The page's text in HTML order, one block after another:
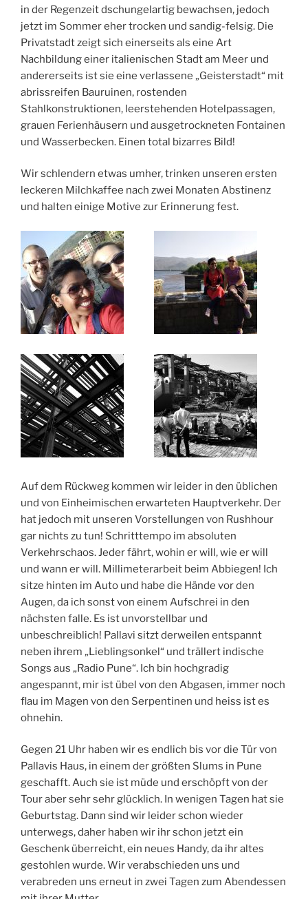
in der Regenzeit dschungelartig bewachsen, jedoch
jetzt im Sommer eher trocken und sandig-felsig. Die
Privatstadt zeigt sich einerseits als eine Art
Nachbildung einer italienischen Stadt am Meer und
andererseits ist sie eine verlassene „Geisterstadt“ mit
abrissreifen Bauruinen, rostenden
Stahlkonstruktionen, leerstehenden Hotelpassagen,
grauen Ferienhäusern und ausgetrockneten Fontainen
und Wasserbecken. Einen total bizarres Bild!
Wir schlendern etwas umher, trinken unseren ersten
leckeren Milchkaffee nach zwei Monaten Abstinenz
und halten einige Motive zur Erinnerung fest.
Auf dem Rückweg kommen wir leider in den üblichen
und von Einheimischen erwarteten Hauptverkehr. Der
hat jedoch mit unseren Vorstellungen von Rushhour
gar nichts zu tun! Schritttempo im absoluten
Verkehrschaos. Jeder fährt, wohin er will, wie er will
und wann er will. Millimeterarbeit beim Abbiegen! Ich
sitze hinten im Auto und habe die Hände vor den
Augen, da ich sonst von einem Aufschrei in den
nächsten falle. Es ist unvorstellbar und
unbeschreiblich! Pallavi sitzt derweilen entspannt
neben ihrem „Lieblingsonkel“ und trällert indische
Songs aus „Radio Pune“. Ich bin hochgradig
angespannt, mir ist übel von den Abgasen, immer noch
flau im Magen von den Serpentinen und heiss ist es
ohnehin.
Gegen 21 Uhr haben wir es endlich bis vor die Tür von
Pallavis Haus, in einem der größten Slums in Pune
geschafft. Auch sie ist müde und erschöpft von der
Tour aber sehr sehr glücklich. In wenigen Tagen hat sie
Geburtstag. Dann sind wir leider schon wieder
unterwegs, daher haben wir ihr schon jetzt ein
Geschenk überreicht, ein neues Handy, da ihr altes
gestohlen wurde. Wir verabschieden uns und
verabreden uns erneut in zwei Tagen zum Abendessen